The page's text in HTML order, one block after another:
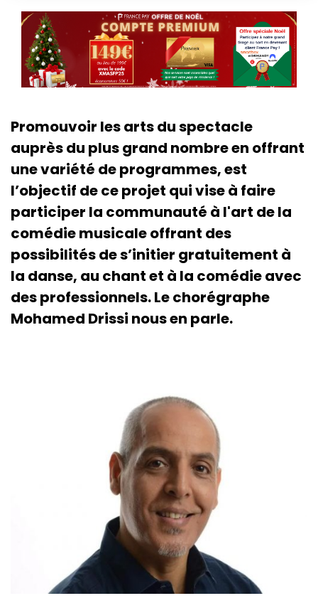
Promouvoir les arts du spectacle
auprès du plus grand nombre en offrant
une variété de programmes, est
l’objectif de ce projet qui vise à faire
participer la communauté à l'art de la
comédie musicale offrant des
possibilités de s’initier gratuitement à
la danse, au chant et à la comédie avec
des professionnels. Le chorégraphe
Mohamed Drissi nous en parle.